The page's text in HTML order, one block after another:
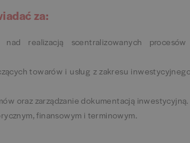
za:
realizacją scentralizowanych
towarów i usług z zakresu
oraz zarządzanie dokumentacją inwestycyjną.
finansowym i terminowym.